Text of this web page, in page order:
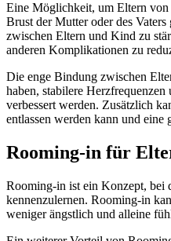
Eine Möglichkeit, um Eltern von
Brust der Mutter oder des
zwischen Eltern und Kind zu
anderen Komplikationen zu
Die enge Bindung zwischen
haben, stabilere
verbessert werden. Zusätzlich
entlassen werden kann und
Rooming-in für
Rooming-in ist ein Konzept, bei
kennenzulernen. Rooming-in
weniger ängstlich und alleine